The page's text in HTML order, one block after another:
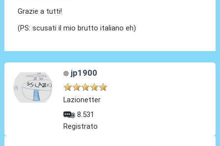
Grazie a tutti!
(PS: scusati il mio brutto italiano eh)
jp1900
Lazionetter
8.531
Registrato